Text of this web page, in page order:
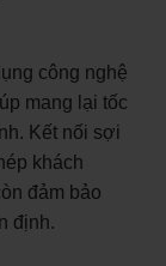
công nghệ
mang lại tốc
Kết nối sợi
khách
đảm bảo
định.